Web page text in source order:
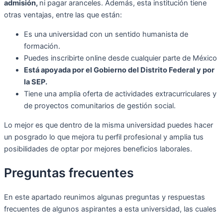
admisión, ni pagar aranceles. Además, esta institución tiene
otras ventajas, entre las que están:
Es una universidad con un sentido humanista de
formación.
Puedes inscribirte online desde cualquier parte de México
Está apoyada por el Gobierno del Distrito Federal y por
la SEP.
Tiene una amplia oferta de actividades extracurriculares y
de proyectos comunitarios de gestión social.
Lo mejor es que dentro de la misma universidad puedes hacer
un posgrado lo que mejora tu perfil profesional y amplia tus
posibilidades de optar por mejores beneficios laborales.
Preguntas frecuentes
En este apartado reunimos algunas preguntas y respuestas
frecuentes de algunos aspirantes a esta universidad, las cuales